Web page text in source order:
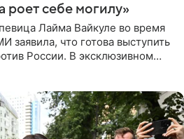
роет себе могилу»
Лайма Вайкуле во время
заявила, что готова выступить
России. В эксклюзивном